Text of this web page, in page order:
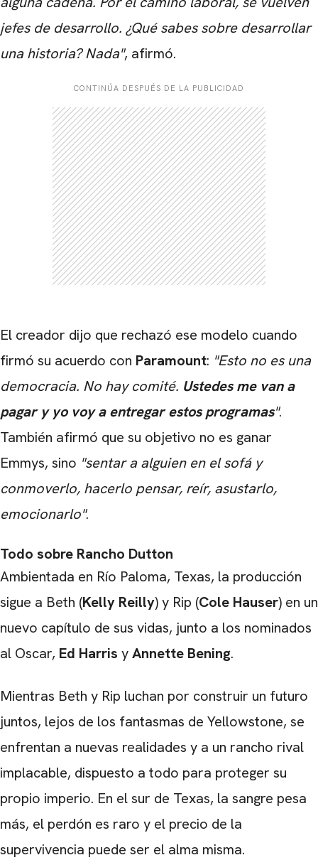
jefes de desarrollo. ¿Qué sabes sobre desarrollar
una historia? Nada", afirmó.
CONTINÚA DESPUÉS DE LA PUBLICIDAD
El creador dijo que rechazó ese modelo cuando
firmó su acuerdo con Paramount: "Esto no es una
democracia. No hay comité. Ustedes me van a
pagar y yo voy a entregar estos programas".
También afirmó que su objetivo no es ganar
Emmys, sino "sentar a alguien en el sofá y
conmoverlo, hacerlo pensar, reír, asustarlo,
emocionarlo".
Todo sobre Rancho Dutton
Ambientada en Río Paloma, Texas, la producción
sigue a Beth (Kelly Reilly) y Rip (Cole Hauser) en un
nuevo capítulo de sus vidas, junto a los nominados
al Oscar, Ed Harris yAnnette Bening.
Mientras Beth y Rip luchan por construir un futuro
juntos, lejos de los fantasmas de Yellowstone, se
enfrentan a nuevas realidades y a un rancho rival
implacable, dispuesto a todo para proteger su
propio imperio. En el sur de Texas, la sangre pesa
más, el perdón es raro y el precio de la
supervivencia puede ser el alma misma.
CARREGANDO PUBLICIDADE